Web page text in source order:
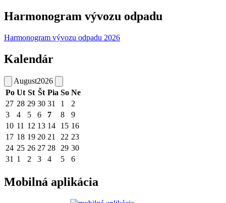
Harmonogram vývozu odpadu
Harmonogram vývozu odpadu 2026
Kalendár
August2026
Po Ut St Št Pia So Ne
27 28 29 30 31 1
2
3
4 5 6 7 8
9
10 11 12 13 14 15 16
17 18 19 20 21 22 23
24 25 26 27 28 29 30
31 1 2 3 4 5 6
Mobilná aplikácia